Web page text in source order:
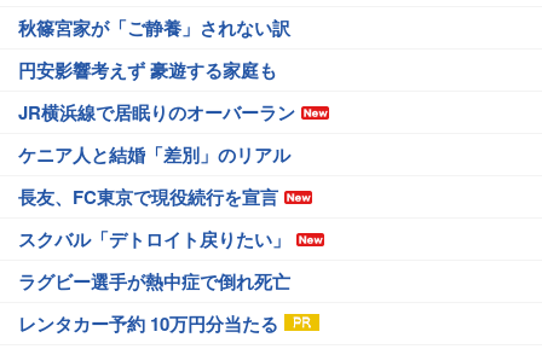
秋篠宮家が「ご静養」されない訳
円安影響考えず 豪遊する家庭も
JR横浜線で居眠りのオーバーラン
ケニア人と結婚「差別」のリアル
長友、FC東京で現役続行を宣言
スクバル「デトロイト戻りたい」
ラグビー選手が熱中症で倒れ死亡
レンタカー予約 10万円分当たる